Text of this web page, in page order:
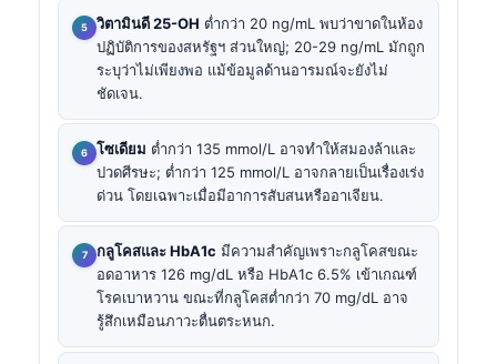
วิตามินดี 25-OH ต่ำกว่า 20 ng/mL พบว่าขาดในห้อง
ปฏิบัติการของสหรัฐฯ ส่วนใหญ่; 20-29 ng/mL มักถูก
ระบุว่าไม่เพียงพอ แม้ข้อมูลด้านอารมณ์จะยังไม่
ชัดเจน.
โซเดียม ต่ำกว่า 135 mmol/L อาจทำให้สมองล้าและ
ปวดศีรษะ; ต่ำกว่า 125 mmol/L อาจกลายเป็นเรื่องเร่ง
ด่วน โดยเฉพาะเมื่อมีอาการสับสนหรืออาเจียน.
กลูโคสและ HbA1c มีความสำคัญเพราะกลูโคสขณะ
อดอาหาร 126 mg/dL หรือ HbA1c 6.5% เข้าเกณฑ์
โรคเบาหวาน ขณะที่กลูโคสต่ำกว่า 70 mg/dL อาจ
รู้สึกเหมือนภาวะตื่นตระหนก.